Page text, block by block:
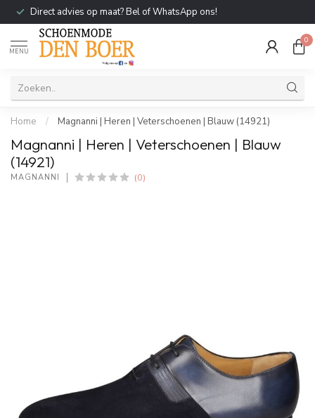
Direct advies op maat? Bel of WhatsApp ons!
MENU
0
Home / Magnanni | Heren | Veterschoenen | Blauw (14921)
Magnanni | Heren | Veterschoenen | Blauw
(14921)
MAGNANNI (0)